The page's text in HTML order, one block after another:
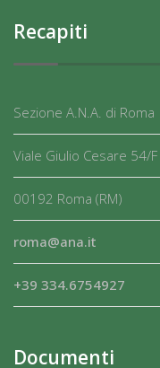
Recapiti
Sezione A.N.A. di Roma
Viale Giulio Cesare 54/F
00192 Roma (RM)
roma@ana.it
+39 334.6754927
Documenti